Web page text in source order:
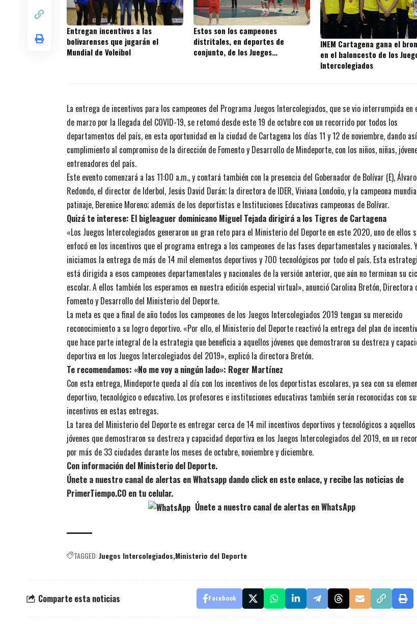
Entregan incentivos a las
bolivarenses que jugarán el
Mundial de Voleibol
Estos son los campeones
distritales, en deportes de
conjunto, de los Juegos
INEM Cartagena gana el
en el baloncesto de los
Intercolegiados
La entrega de incentivos para los campeones del Programa Juegos Intercolegiados, que se vio interrumpida en
de marzo por la llegada del COVID-19, se retomó desde este 19 de octubre con un recorrido por todos los
departamentos del país, en esta oportunidad en la ciudad de Cartagena los días 11 y 12 de noviembre, dando así
cumplimiento al compromiso de la dirección de Fomento y Desarrollo de Mindeporte, con los niños, niñas,
entrenadores del país.
Este evento comenzará a las 11:00 a.m., y contará también con la presencia del Gobernador de Bolívar (E), Álvaro
Redondo, el director de Iderbol, Jesús David Durán; la directora de IDER, Viviana Londoño, y la campeona
patinaje, Berenice Moreno; además de los deportistas e Instituciones Educativas campeonas de Bolívar.
Quizá te interese: El bigleaguer dominicano Miguel Tejada dirigirá a los Tigres de Cartagena
«Los Juegos Intercolegiados generaron un gran reto para el Ministerio del Deporte en este 2020, uno de ellos
enfocó en los incentivos que el programa entrega a los campeones de las fases departamentales y nacionales.
iniciamos la entrega de más de 14 mil elementos deportivos y 700 tecnológicos por todo el país. Esta
está dirigida a esos campeones departamentales y nacionales de la versión anterior, que aún no terminan su
escolar. A ellos también los esperamos en nuestra edición especial virtual», anunció Carolina Bretón, Directora
Fomento y Desarrollo del Ministerio del Deporte.
La meta es que a final de año todos los campeones de los Juegos Intercolegiados 2019 tengan su merecido
reconocimiento a su logro deportivo. «Por ello, el Ministerio del Deporte reactivó la entrega del plan de
que hace parte integral de la estrategia que beneficia a aquellos jóvenes que demostraron su destreza y
deportiva en los Juegos Intercolegiados del 2019», explicó la directora Bretón.
Te recomendamos: «No me voy a ningún lado»: Roger Martínez
Con esta entrega, Mindeporte queda al día con los incentivos de los deportistas escolares, ya sea con su
deportivo, tecnológico o educativo. Los profesores e instituciones educativas también serán reconocidas con
incentivos en estas entregas.
La tarea del Ministerio del Deporte es entregar cerca de 14 mil incentivos deportivos y tecnológicos a aquellos
jóvenes que demostraron su destreza y capacidad deportiva en los Juegos Intercolegiados del 2019, en un
por más de 33 ciudades durante los meses de octubre, noviembre y diciembre.
Con información del Ministerio del Deporte.
Únete a nuestro canal de alertas en Whatsapp dando click en este enlace, y recibe las noticias de
PrimerTiempo.CO en tu celular.
Únete a nuestro canal de alertas en WhatsApp
TAGGED:Juegos Intercolegiados Ministerio del Deporte
Comparte esta noticias Facebook